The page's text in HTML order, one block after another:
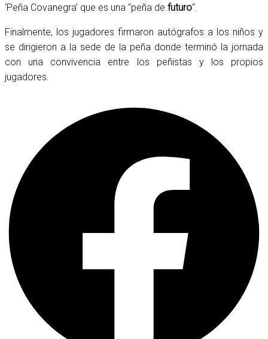
‘Peña Covanegra’ que es una “peña de futuro“.
Finalmente, los jugadores firmaron autógrafos a los niños y
se dirigieron a la sede de la peña donde terminó la jornada
con una convivencia entre los peñistas y los propios
jugadores.